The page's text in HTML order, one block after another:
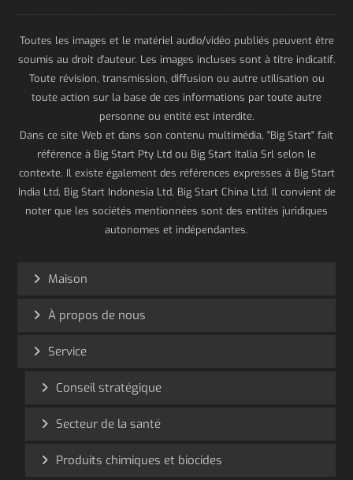
Toutes les images et le matériel audio/vidéo publiés peuvent être
soumis au droit d'auteur. Les images incluses sont à titre indicatif.
Toute révision, transmission, diffusion ou autre utilisation ou
toute action sur la base de ces informations par toute autre
personne ou entité est interdite.
Dans ce site Web et dans son contenu multimédia, "Big Start" fait
référence à Big Start Pty Ltd ou Big Start Italia Srl selon le
contexte. Il existe également des références expresses à Big Start
India Ltd, Big Start Indonesia Ltd, Big Start China Ltd. Il convient de
noter que les sociétés mentionnées sont des entités juridiques
autonomes et indépendantes.
Maison
À propos de nous
Service
Conseil stratégique
Secteur de la santé
Produits chimiques et biocides